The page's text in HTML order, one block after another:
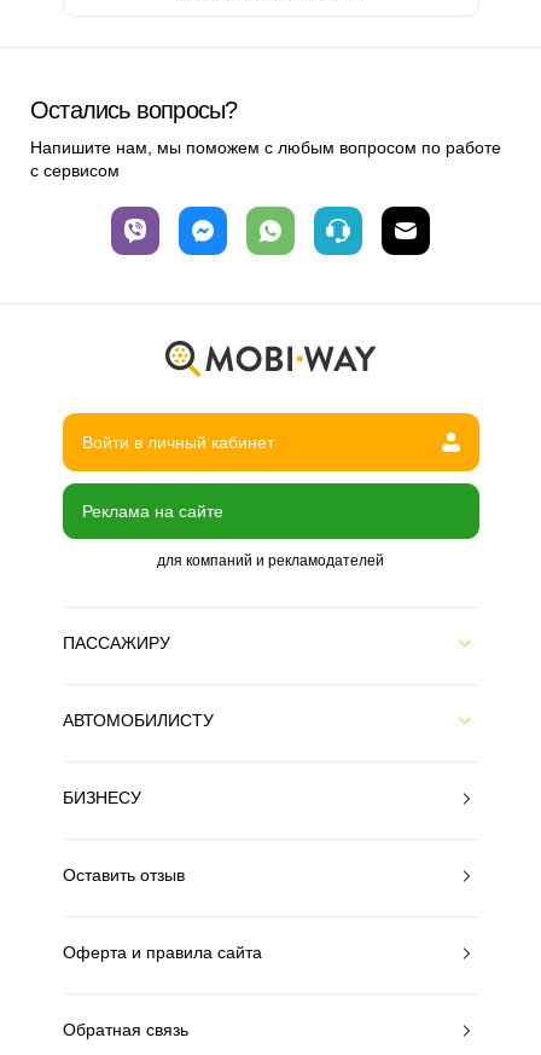
Остались вопросы?
Напишите нам, мы поможем с любым вопросом по работе
с сервисом
Войти в личный кабинет
Реклама на сайте
для компаний и рекламодателей
ПАССАЖИРУ
АВТОМОБИЛИСТУ
БИЗНЕСУ
Оставить отзыв
Оферта и правила сайта
Обратная связь